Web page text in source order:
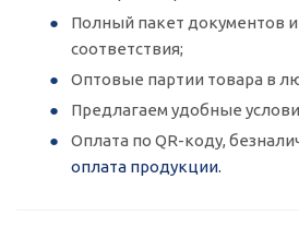
Полный пакет документов
соответствия;
Оптовые партии товара в
Предлагаем удобные
Оплата по QR-коду,
оплата продукции.